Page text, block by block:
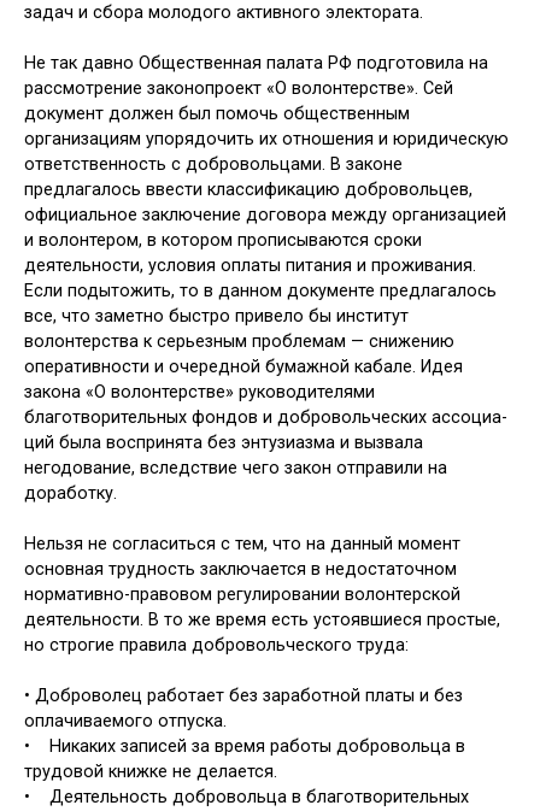
задач и сбора молодого активного электората.
Не так давно Общественная пала­та РФ подготовила на
рассмотрение законопроект «О волонтерстве». Сей
документ должен был помочь обще­ственным
организациям упорядочить их отношения и юридическую
ответ­ственность с добровольцами. В законе
предлагалось ввести классификацию добровольцев,
официальное заклю­чение договора между организацией
и волонтером, в котором прописы­ваются сроки
деятельности, условия оплаты питания и проживания.
Если подытожить, то в данном документе предлагалось
все, что заметно быстро привело бы институт
волонтерства к серьезным проблемам — снижению
оперативности и очередной бумажной кабале. Идея
закона «О волонтерстве» руководителями
благотворительных фондов и добровольческих ассоциа­
ций была воспринята без энтузиазма и вызвала
негодование, вследствие чего закон отправили на
доработку.
Нельзя не согласиться с тем, что на данный момент
основная трудность заключается в недостаточном
норма­тивно-правовом регулировании волон­терской
деятельности. В то же время есть устоявшиеся простые,
но строгие правила добровольческого труда:
• Доброволец работает без зара­ботной платы и без
оплачиваемого отпуска.
•
Никаких записей за время рабо­ты добровольца в
трудовой книжке не делается.
•
Деятельность добровольца в бла­готворительных